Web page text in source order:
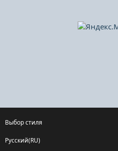
Выбор стиля
Русский(RU)